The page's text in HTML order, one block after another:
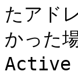
たアド
かった
Active